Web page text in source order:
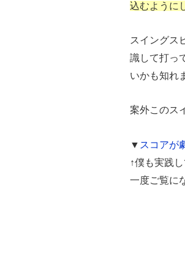
込むように
スイングス
識して打っ
いかも知れ
案外このス
▼ スコアが
↑僕も実践
一度ご覧に